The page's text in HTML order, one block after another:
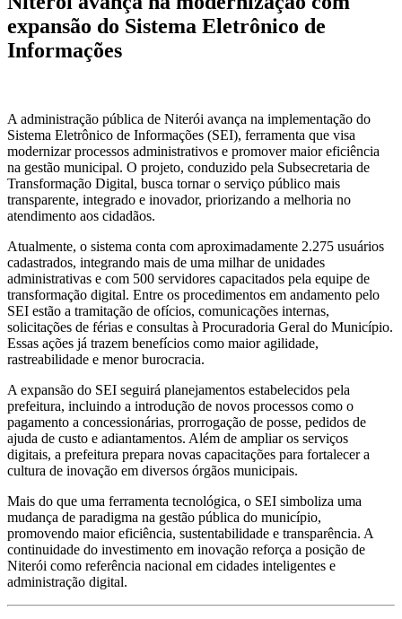
expansão do Sistema Eletrônico de
Informações
A administração pública de Niterói avança na implementação do
Sistema Eletrônico de Informações (SEI), ferramenta que visa
modernizar processos administrativos e promover maior eficiência
na gestão municipal. O projeto, conduzido pela Subsecretaria de
Transformação Digital, busca tornar o serviço público mais
transparente, integrado e inovador, priorizando a melhoria no
atendimento aos cidadãos.
Atualmente, o sistema conta com aproximadamente 2.275 usuários
cadastrados, integrando mais de uma milhar de unidades
administrativas e com 500 servidores capacitados pela equipe de
transformação digital. Entre os procedimentos em andamento pelo
SEI estão a tramitação de ofícios, comunicações internas,
solicitações de férias e consultas à Procuradoria Geral do Município.
Essas ações já trazem benefícios como maior agilidade,
rastreabilidade e menor burocracia.
A expansão do SEI seguirá planejamentos estabelecidos pela
prefeitura, incluindo a introdução de novos processos como o
pagamento a concessionárias, prorrogação de posse, pedidos de
ajuda de custo e adiantamentos. Além de ampliar os serviços
digitais, a prefeitura prepara novas capacitações para fortalecer a
cultura de inovação em diversos órgãos municipais.
Mais do que uma ferramenta tecnológica, o SEI simboliza uma
mudança de paradigma na gestão pública do município,
promovendo maior eficiência, sustentabilidade e transparência. A
continuidade do investimento em inovação reforça a posição de
Niterói como referência nacional em cidades inteligentes e
administração digital.